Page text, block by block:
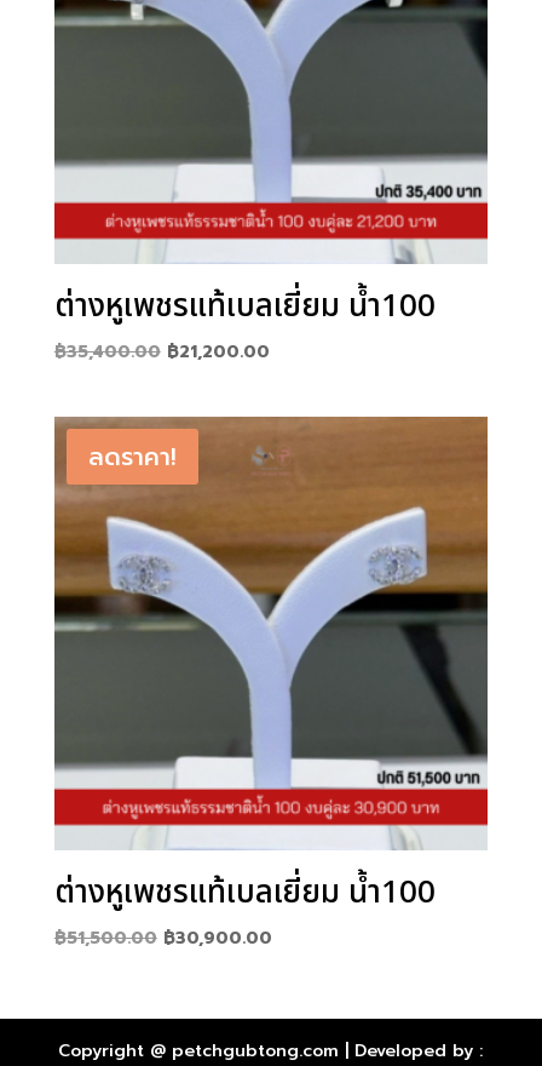
ต่างหูเพชรแท้เบลเยี่ยม น้ำ100
฿35,400.00 Original
฿35,400.00.
฿21,200.00Current
฿21,200.00.
ลดราคา!
ต่างหูเพชรแท้เบลเยี่ยม น้ำ100
฿51,500.00 Original
฿51,500.00.
฿30,900.00Current
฿30,900.00.
Copyright @ petchgubtong.com | Developed by :